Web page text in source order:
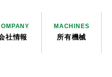
社情報 所有機械
MACHINES